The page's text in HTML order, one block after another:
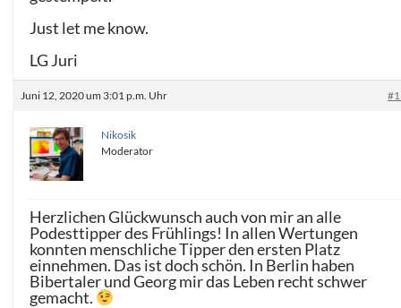
Just let me know.
LG Juri
Juni 12, 2020 um 3:01 p.m. Uhr
Nikosik
Moderator
Herzlichen Glückwunsch auch von mir an alle
Podesttipper des Frühlings! In allen Wertungen
konnten menschliche Tipper den ersten Platz
einnehmen. Das ist doch schön. In Berlin haben
Bibertaler und Georg mir das Leben recht schwer
gemacht.